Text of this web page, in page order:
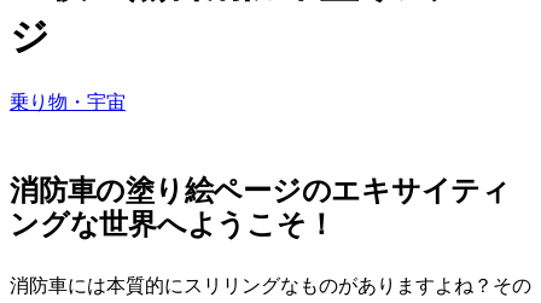
ジ
乗り物・宇宙
消防車の塗り絵ページのエキサイティ
ングな世界へようこそ！
消防車には本質的にスリリングなものがありますよね？その